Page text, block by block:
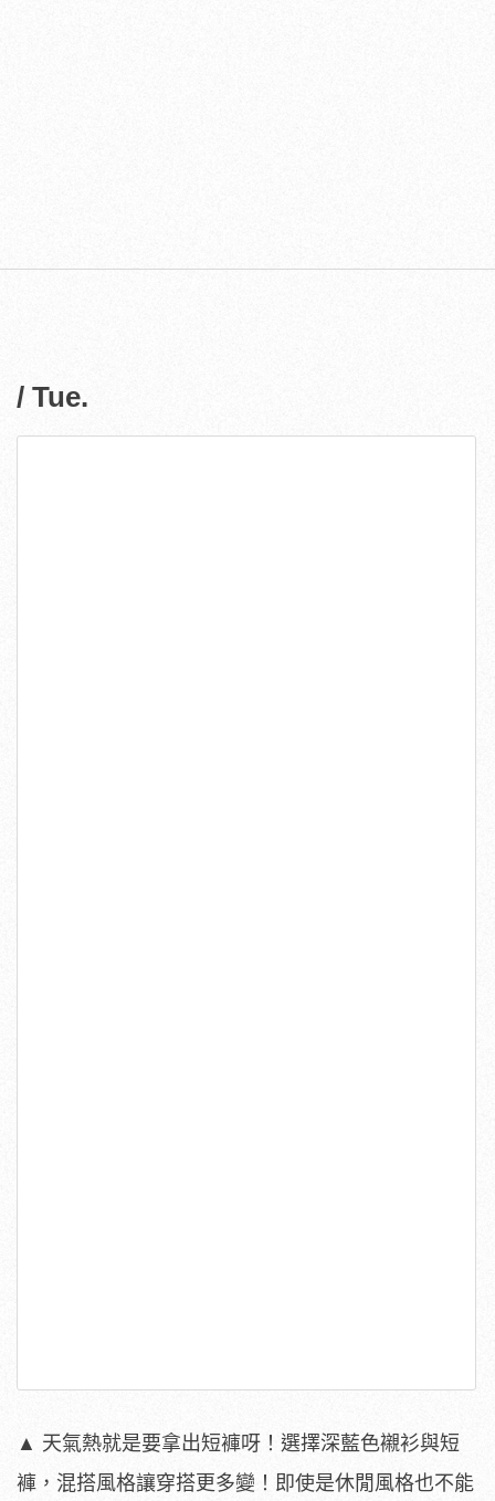
/ Tue.
▲ 天氣熱就是要拿出短褲呀！選擇深藍色襯衫與短
褲，混搭風格讓穿搭更多變！即使是休閒風格也不能